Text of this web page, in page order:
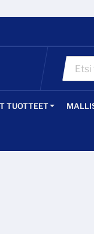
TUOTTEET